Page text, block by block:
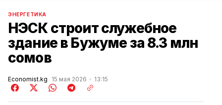
ЭНЕРГЕТИКА
НЭСК строит служебное
здание в Бужуме за 8.3 млн
сомов
Economist.kg 15 мая 2026 13:15